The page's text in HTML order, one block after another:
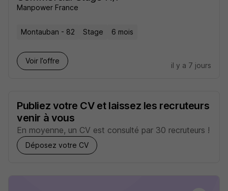
Manpower France
Montauban - 82 Stage 6 mois
Voir l’offre
il y a 7 jours
Publiez votre CV et laissez les recruteurs
venir à vous
En moyenne, un CV est consulté par 30 recruteurs !
Déposez votre CV